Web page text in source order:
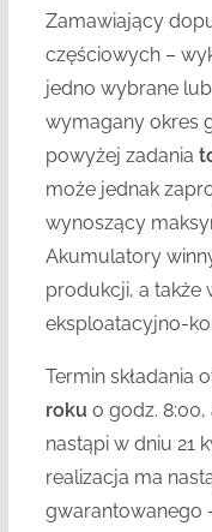
Zamawiający
częściowych –
jedno wybrane
wymagany okres
powyżej zadania
może jednak
wynoszący
Akumulatory
produkcji, a także
eksploatacyjno-
Termin składania
roku o godz.
nastąpi w dniu 21
realizacja ma
gwarantowanego